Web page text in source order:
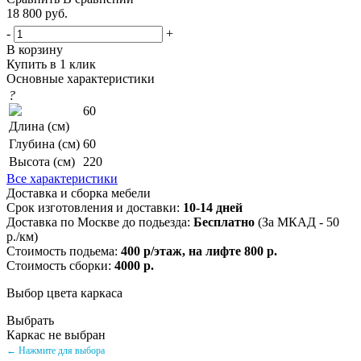
18 800 руб.
-
+
В корзину
Купить в 1 клик
Основные характеристики
?
Длина (см)
60
Глубина (см) 60
Высота (см)
220
Все характеристики
Доставка и сборка мебели
Срок изготовления и доставки: 10-14 дней
Доставка по Москве до подьезда: Бесплатно (За МКАД - 50
р./км)
Стоимость подьема: 400 р/этаж, на лифте 800 р.
Стоимость сборки: 4000 р.
Выбор цвета каркаса
Выбрать
Каркас не выбран
← Нажмите для выбора